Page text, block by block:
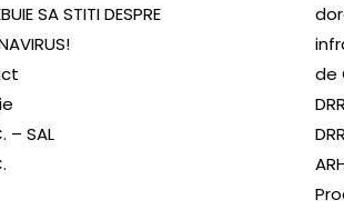
SA STITI DESPRE
– SAL
de